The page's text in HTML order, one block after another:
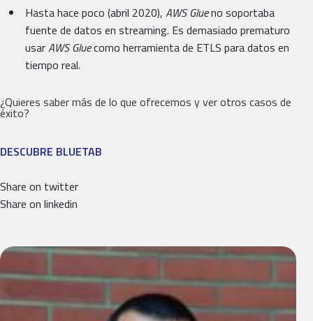
Hasta hace poco (abril 2020), AWS Glueno soportaba
fuente de datos en streaming. Es demasiado prematuro
usarAWS Gluecomo herramienta de ETLS para datos en
tiempo real.
¿Quieres saber más de lo que ofrecemos y ver otros casos de
éxito?
DESCUBRE BLUETAB
Share on twitter
Share on linkedin